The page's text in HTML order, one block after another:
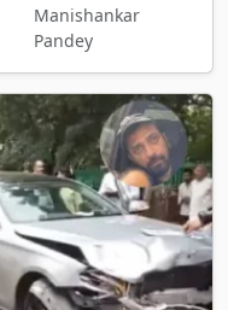
Manishankar
Pandey